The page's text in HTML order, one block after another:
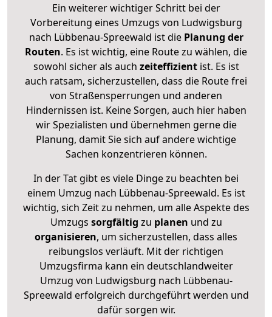
Ein weiterer wichtiger Schritt bei der
Vorbereitung eines Umzugs von Ludwigsburg
nach Lübbenau-Spreewald ist diePlanung der
Routen. Es ist wichtig, eine Route zu wählen, die
sowohl sicher als auch zeiteffizientist. Es ist
auch ratsam, sicherzustellen, dass die Route frei
von Straßensperrungen und anderen
Hindernissen ist. Keine Sorgen, auch hier haben
wir Spezialisten und übernehmen gerne die
Planung, damit Sie sich auf andere wichtige
Sachen konzentrieren können.
In der Tat gibt es viele Dinge zu beachten bei
einem Umzug nach Lübbenau-Spreewald. Es ist
wichtig, sich Zeit zu nehmen, um alle Aspekte des
Umzugs sorgfältig zu planen und zu
organisieren, um sicherzustellen, dass alles
reibungslos verläuft. Mit der richtigen
Umzugsfirma kann ein deutschlandweiter
Umzug von Ludwigsburg nach Lübbenau-
Spreewald erfolgreich durchgeführt werden und
dafür sorgen wir.